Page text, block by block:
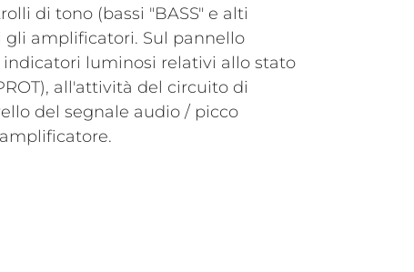
di tono (bassi "BASS" e alti
gli amplificatori. Sul pannello
luminosi relativi allo stato
all'attività del circuito di
del segnale audio / picco